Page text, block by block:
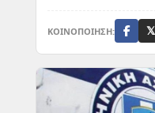
ΚΟΙΝΟΠΟΙΗΣΗ: 𝕏